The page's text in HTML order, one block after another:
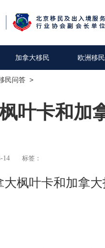
加拿大移民 欧洲移民
民问答 >
叶卡和加
14 标签：
大枫叶卡和加拿